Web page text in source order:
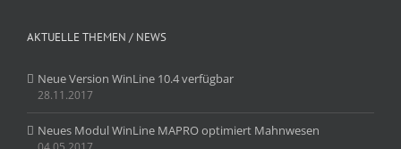
AKTUELLE THEMEN / NEWS
Neue Version WinLine 10.4 verfügbar
28.11.2017
Neues Modul WinLine MAPRO optimiert Mahnwesen